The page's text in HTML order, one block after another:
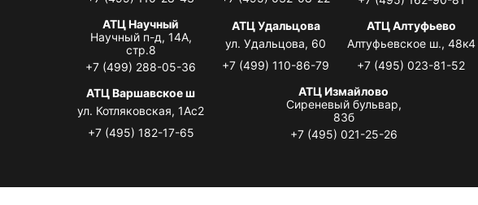
АТЦ Научный
Научный п-д, 14А,
стр.8
+7 (499) 288-05-36
АТЦ Удальцова
ул. Удальцова, 60
+7 (499) 110-86-79
АТЦ Алтуфьево
Алтуфьевское ш., 48к4
+7 (495) 023-81-52
АТЦ Варшавское ш
ул. Котляковская, 1Ас2
+7 (495) 182-17-65
АТЦ Измайлово
Сиреневый бульвар,
83б
+7 (495) 021-25-26